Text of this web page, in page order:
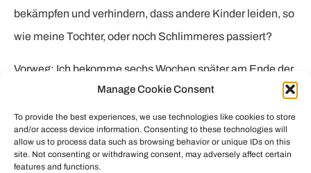
Manage Cookie Consent
To provide the best experiences, we use technologies like cookies to store
and/or access device information. Consenting to these technologies will
allow us to process data such as browsing behavior or unique IDs on this
site. Not consenting or withdrawing consent, may adversely affect certain
features and functions.
bekämpfen und verhindern, dass andere Kinder leiden, so
wie meine Tochter, oder noch Schlimmeres passiert?
Vorweg: Ich bekomme sechs Wochen später am Ende der
Ferien eine nichtssagende Antwort von der Schulbehörde
mit dem Hinweis, dass ich die Sache gar nicht weiter
verfolgen soll, weil die zuständige Vorgesetzte (sie
schrieb die E-Mail) nach oben befördert wurde und es